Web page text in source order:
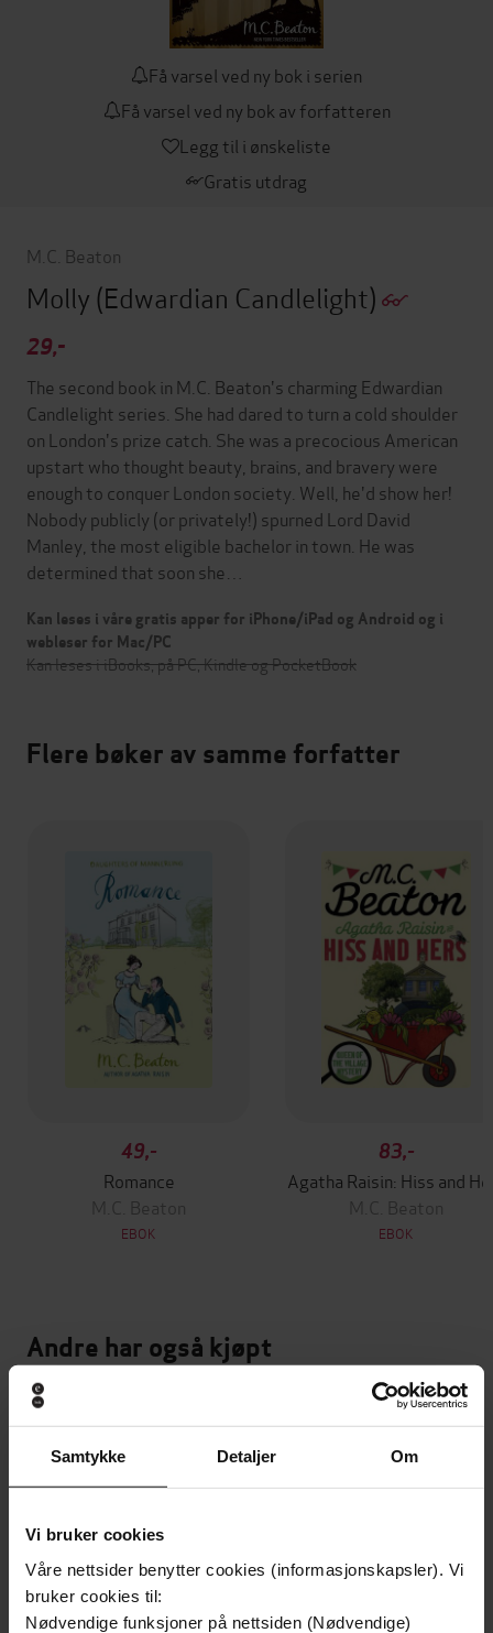
Samtykke Detaljer Om
Vi bruker cookies
Våre nettsider benytter cookies (informasjonskapsler). Vi
bruker cookies til:
Nødvendige funksjoner på nettsiden (Nødvendige)
Få varsel ved ny bok i serien
Få varsel ved ny bok av forfatteren
Legg til i ønskeliste
Gratis utdrag
M.C. Beaton
Molly (Edwardian Candlelight)
29,-
The second book in M.C. Beaton's charming Edwardian
Candlelight series. She had dared to turn a cold shoulder
on London's prize catch. She was a precocious American
upstart who thought beauty, brains, and bravery were
enough to conquer London society. Well, he'd show her!
Nobody publicly (or privately!) spurned Lord David
Manley, the most eligible bachelor in town. He was
determined that soon she…
Kan leses i våre gratis apper for iPhone/iPad og Android og i
webleser for Mac/PC
Kan leses i iBooks, på PC, Kindle og PocketBook
Flere bøker av samme forfatter
49,-
Romance
M.C. Beaton
EBOK
83,-
Agatha Raisin: Hiss and
M.C. Beaton
EBOK
Andre har også kjøpt
Premium